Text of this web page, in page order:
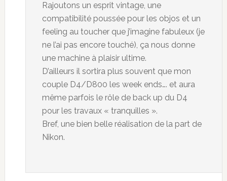
Rajoutons un esprit vintage, une
compatibilité poussée pour les objos et un
feeling au toucher que j’imagine fabuleux (je
ne l’ai pas encore touché), ça nous donne
une machine à plaisir ultime.
D’ailleurs il sortira plus souvent que mon
couple D4/D800 les week ends…. et aura
même parfois le rôle de back up du D4
pour les travaux « tranquilles ».
Bref, une bien belle réalisation de la part de
Nikon.